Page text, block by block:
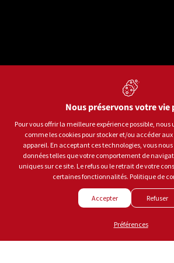
Moyens de paiement acceptés
Français
Sports aux Puces Rive-Sud.
Gestion des témoins
Nous préservons votre vie
Pour vous offrir la meilleure expérience possible,
comme les cookies pour stocker et/ou accéder
appareil. En acceptant ces technologies, vous
données telles que votre comportement de
uniques sur ce site. Le refus ou le retrait de votre
certaines fonctionnalités. Politique de
Accepter Refuser
Préférences